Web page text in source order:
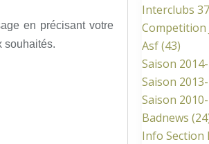
en précisant votre
souhaités.
Interclubs 37
Competition
Asf(43)
Saison
Saison
Saison
Badnews
Info Section